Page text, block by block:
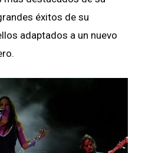
éxitos de su
adaptados a un nuevo